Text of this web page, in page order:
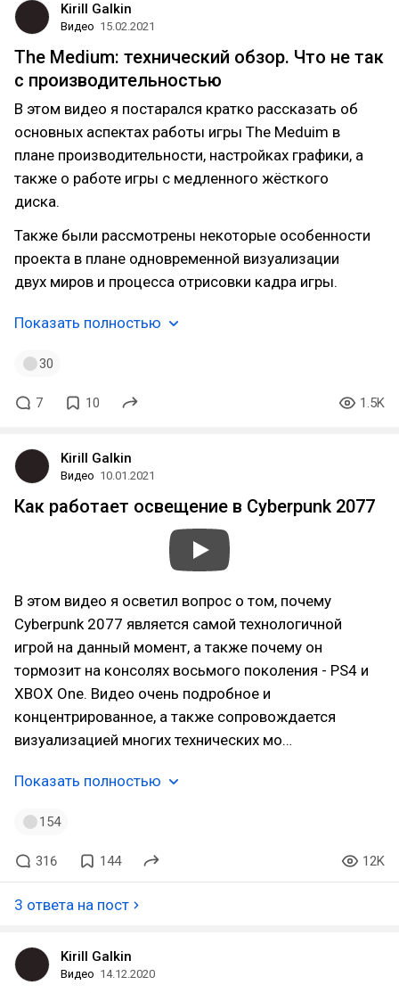
Kirill Galkin
Видео 15.02.2021
The Medium: технический обзор. Что не так
с производительностью
В этом видео я постарался кратко рассказать об
основных аспектах работы игры The Meduim в
плане производительности, настройках графики, а
также о работе игры с медленного жёсткого
диска.
Также были рассмотрены некоторые особенности
проекта в плане одновременной визуализации
двух миров и процесса отрисовки кадра игры.
Показать полностью
30
7 10 1.5K
Kirill Galkin
Видео 10.01.2021
Как работает освещение в Cyberpunk 2077
В этом видео я осветил вопрос о том, почему
Cyberpunk 2077 является самой технологичной
игрой на данный момент, а также почему он
тормозит на консолях восьмого поколения - PS4 и
XBOX One. Видео очень подробное и
концентрированное, а также сопровождается
визуализацией многих технических мо…
Показать полностью
154
316 144 12K
3 ответа на пост
Kirill Galkin
Видео 14.12.2020